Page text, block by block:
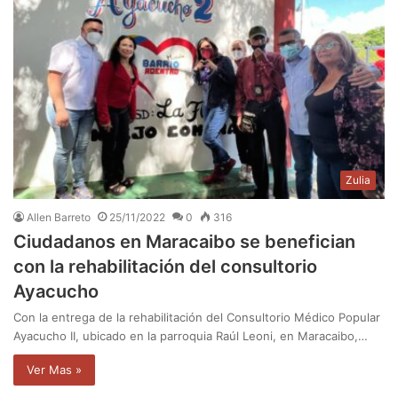
Zulia
Allen Barreto 25/11/2022 0 316
Ciudadanos en Maracaibo se benefician
con la rehabilitación del consultorio
Ayacucho
Con la entrega de la rehabilitación del Consultorio Médico Popular
Ayacucho II, ubicado en la parroquia Raúl Leoni, en Maracaibo,…
Ver Mas »